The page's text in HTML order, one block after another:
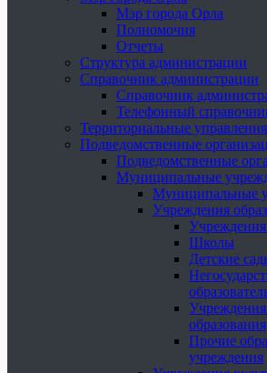
Мэр города Орла
Полномочия
Отчеты
Структура администрации
Справочник администрации
Справочник
Телефонный
Территориальные управления
Подведомственные
Подведомственные
Муниципальные
Муниципальные
Учреждения
Учреждения
Школы
Детские
образования
Прочие
учреждения